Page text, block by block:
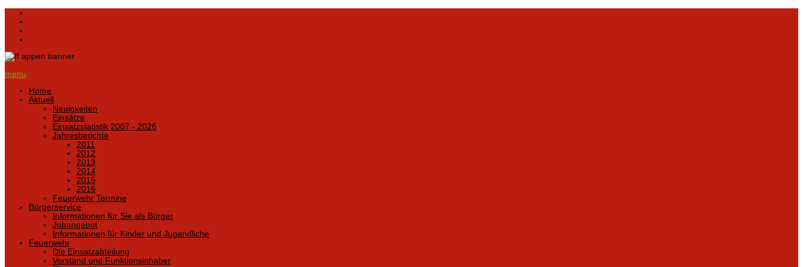
menu
Home
Aktuell
Neuigkeiten
Einsätze
Einsatzstatistik 2007 - 2026
Jahresberichte
2011
2012
2013
2014
2015
2016
Feuerwehr Termine
Bürgerservice
Informationen für Sie als Bürger
Jobangebot
Informationen für Kinder und Jugendliche
Feuerwehr
Die Einsatzabteilung
Vorstand und Funktionsinhaber